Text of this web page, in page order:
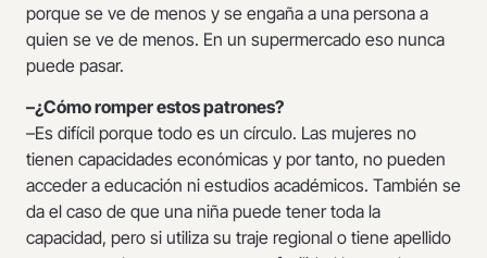
porque se ve de menos y se engaña a una persona a
quien se ve de menos. En un supermercado eso nunca
puede pasar.
–¿Cómo romper estos patrones?
–Es difícil porque todo es un círculo. Las mujeres no
tienen capacidades económicas y por tanto, no pueden
acceder a educación ni estudios académicos. También se
da el caso de que una niña puede tener toda la
capacidad, pero si utiliza su traje regional o tiene apellido